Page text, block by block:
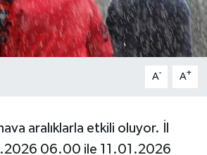
A- A+
aralıklarla etkili oluyor. İl
06.00 ile 11.01.2026